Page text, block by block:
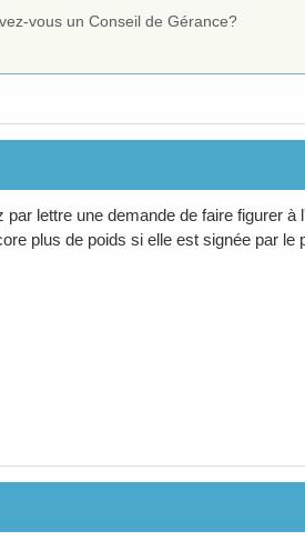
vous un Conseil de Gérance?
par lettre une demande de faire figurer
plus de poids si elle est signée par